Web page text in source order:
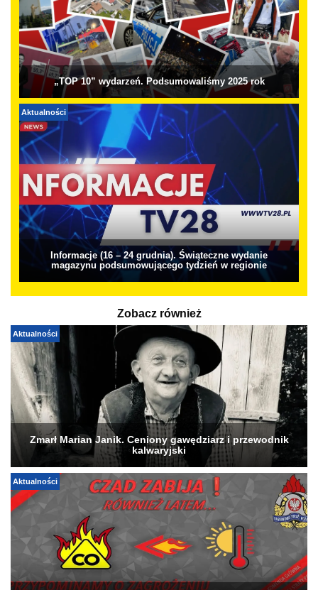
„TOP 10” wydarzeń. Podsumowaliśmy 2025 rok
Aktualności
Informacje (16 – 24 grudnia). Świąteczne wydanie
magazynu podsumowującego tydzień w regionie
Zobacz również
Aktualności
Zmarł Marian Janik. Ceniony gawędziarz i przewodnik
kalwaryjski
Aktualności